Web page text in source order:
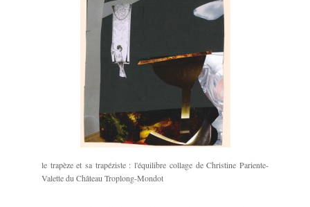
le trapèze et sa trapéziste : l'équilibre collage de Christine Pariente-
Valette du Château Troplong-Mondot